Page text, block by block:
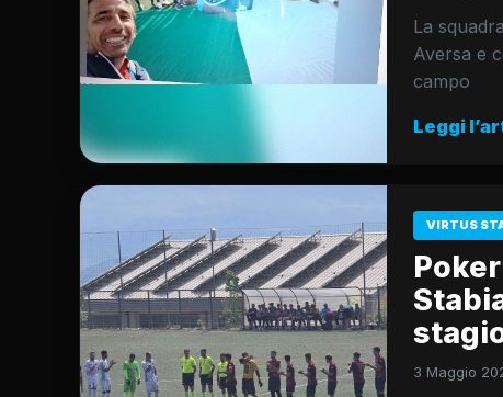
La
Aversa e
campo
Leggi
VIRTUS
3 Maggio